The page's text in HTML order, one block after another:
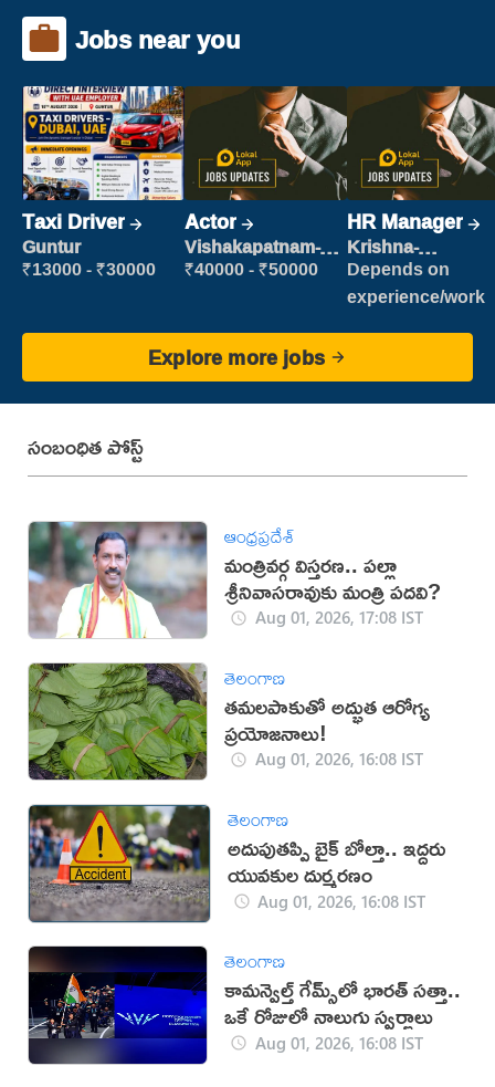
Jobs near you
Taxi Driver
Guntur
₹13000 - ₹30000
Actor
Vishakapatnam-
new
₹40000 - ₹50000
HR Manager
Krishna-
vijayawada
Depends on
experience/work
Explore more jobs
సంబంధిత పోస్ట్
ఆంధ్రప్రదేశ్
మంత్రివర్గ విస్తరణ.. పల్లా
శ్రీనివాసరావుకు మంత్రి పదవి?
Aug 01, 2026, 17:08 IST
తెలంగాణ
తమలపాకుతో అద్భుత ఆరోగ్య
ప్రయోజనాలు!
Aug 01, 2026, 16:08 IST
తెలంగాణ
అదుపుతప్పి బైక్ బోల్తా.. ఇద్దరు
యువకుల దుర్మరణం
Aug 01, 2026, 16:08 IST
తెలంగాణ
కామన్వెల్త్ గేమ్స్‌లో భారత్‌ సత్తా..
ఒకే రోజులో నాలుగు స్వర్ణాలు
Aug 01, 2026, 16:08 IST